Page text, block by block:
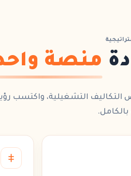
منصة
التكاليف التشغيلية، واكتسب